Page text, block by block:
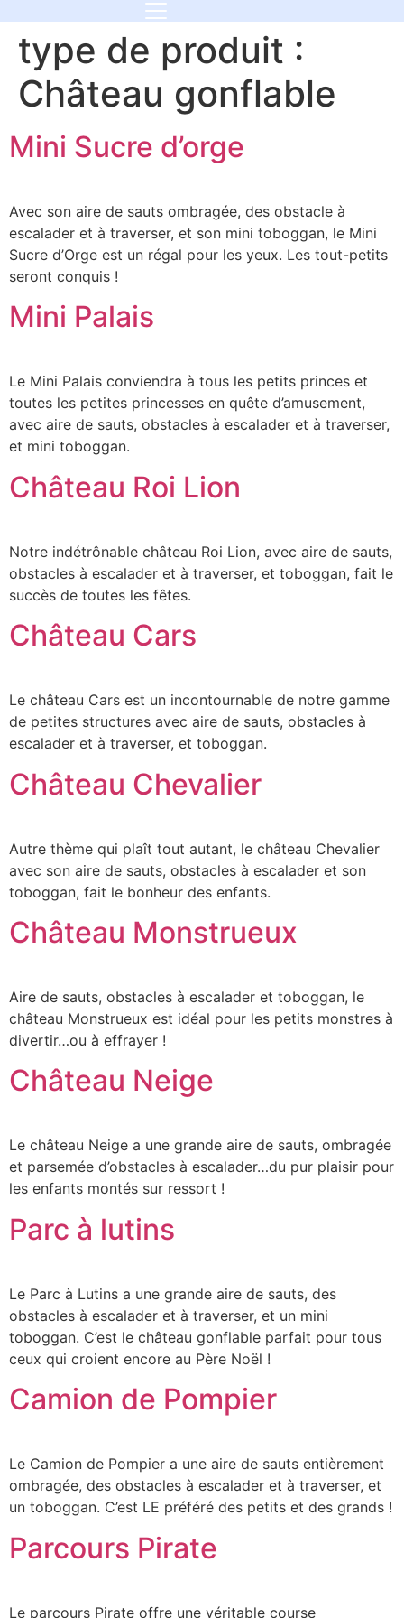
type de produit :
Château gonflable
Mini Sucre d’orge
Avec son aire de sauts ombragée, des obstacle à
escalader et à traverser, et son mini toboggan, le Mini
Sucre d’Orge est un régal pour les yeux. Les tout-petits
seront conquis !
Mini Palais
Le Mini Palais conviendra à tous les petits princes et
toutes les petites princesses en quête d’amusement,
avec aire de sauts, obstacles à escalader et à traverser,
et mini toboggan.
Château Roi Lion
Notre indétrônable château Roi Lion, avec aire de sauts,
obstacles à escalader et à traverser, et toboggan, fait le
succès de toutes les fêtes.
Château Cars
Le château Cars est un incontournable de notre gamme
de petites structures avec aire de sauts, obstacles à
escalader et à traverser, et toboggan.
Château Chevalier
Autre thème qui plaît tout autant, le château Chevalier
avec son aire de sauts, obstacles à escalader et son
toboggan, fait le bonheur des enfants.
Château Monstrueux
Aire de sauts, obstacles à escalader et toboggan, le
château Monstrueux est idéal pour les petits monstres à
divertir…ou à effrayer !
Château Neige
Le château Neige a une grande aire de sauts, ombragée
et parsemée d’obstacles à escalader…du pur plaisir pour
les enfants montés sur ressort !
Parc à lutins
Le Parc à Lutins a une grande aire de sauts, des
obstacles à escalader et à traverser, et un mini
toboggan. C’est le château gonflable parfait pour tous
ceux qui croient encore au Père Noël !
Camion de Pompier
Le Camion de Pompier a une aire de sauts entièrement
ombragée, des obstacles à escalader et à traverser, et
un toboggan. C’est LE préféré des petits et des grands !
Parcours Pirate
Le parcours Pirate offre une véritable course